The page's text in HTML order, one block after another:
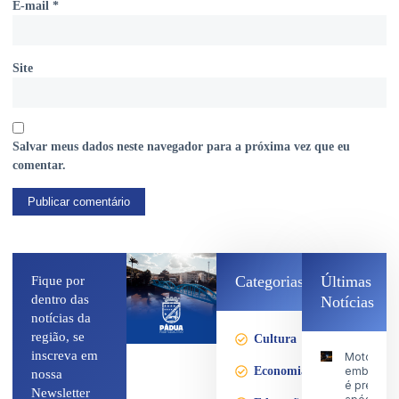
E-mail *
Site
Salvar meus dados neste navegador para a próxima vez que eu
comentar.
Fique por
dentro das
notícias da
região, se
inscreva em
nossa
Newsletter
Categorias
Cultura
Economia
Últimas
Notícias
é preso